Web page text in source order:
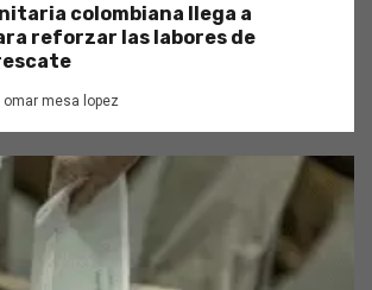
colombiana llega a
reforzar las labores de
omar mesa lopez